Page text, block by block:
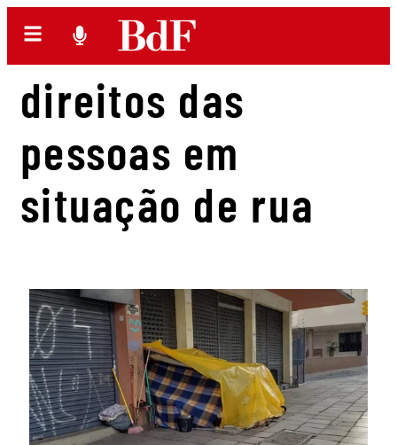
direitos das
pessoas em
situação de rua